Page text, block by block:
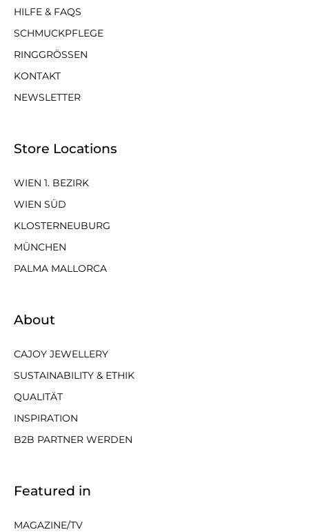
HILFE & FAQS
SCHMUCKPFLEGE
RINGGRÖSSEN
KONTAKT
NEWSLETTER
Store Locations
WIEN 1. BEZIRK
WIEN SÜD
KLOSTERNEUBURG
MÜNCHEN
PALMA MALLORCA
About
CAJOY JEWELLERY
SUSTAINABILITY & ETHIK
QUALITÄT
INSPIRATION
B2B PARTNER WERDEN
Featured in
MAGAZINE/TV